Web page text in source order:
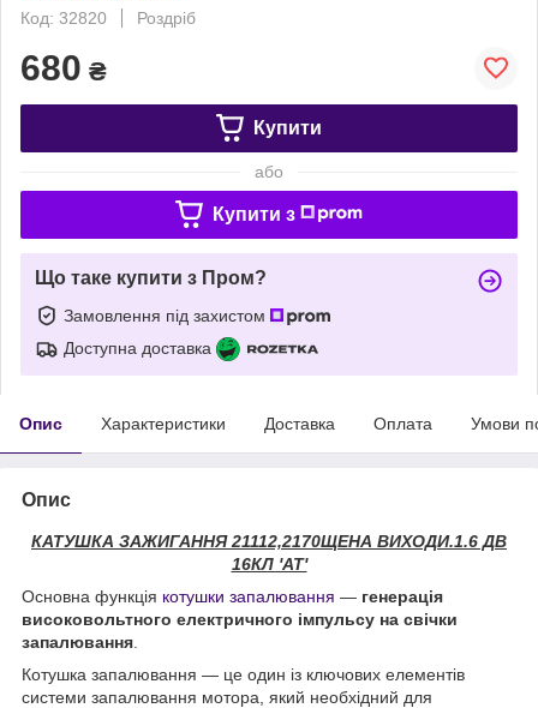
Код: 32820
Роздріб
680 ₴
Купити
або
Купити з
Що таке купити з Пром?
Замовлення під захистом
Доступна доставка
Опис Характеристики Доставка Оплата Умови
Опис
КАТУШКА ЗАЖИГАННЯ 21112,2170ЩЕНА ВИХОДИ.1.6 ДВ
16КЛ 'АТ'
Основна функція котушки запалювання — генерація
високовольтного електричного імпульсу на свічки
запалювання
Котушка запалювання — це один із ключових елементів
системи запалювання мотора, який необхідний для